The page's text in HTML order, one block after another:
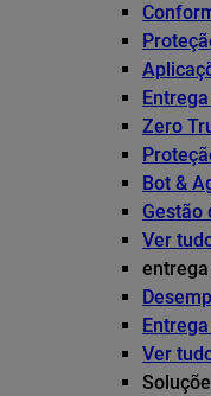
Zero
Bot &
Gestão
Ver
Ver